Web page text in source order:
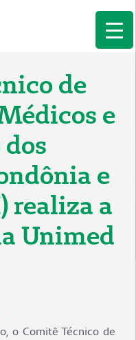
de
e
e
realiza a
Unimed
o Comitê Técnico de